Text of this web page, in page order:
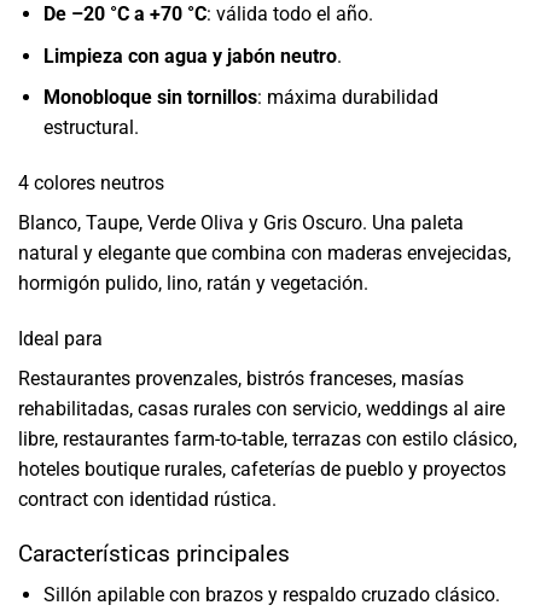
De –20 °C a +70 °C: válida todo el año.
Limpieza con agua y jabón neutro.
Monobloque sin tornillos: máxima durabilidad
estructural.
4 colores neutros
Blanco, Taupe, Verde Oliva y Gris Oscuro. Una paleta
natural y elegante que combina con maderas envejecidas,
hormigón pulido, lino, ratán y vegetación.
Ideal para
Restaurantes provenzales, bistrós franceses, masías
rehabilitadas, casas rurales con servicio, weddings al aire
libre, restaurantes farm-to-table, terrazas con estilo clásico,
hoteles boutique rurales, cafeterías de pueblo y proyectos
contract con identidad rústica.
Características principales
Sillón apilable con brazos y respaldo cruzado clásico.